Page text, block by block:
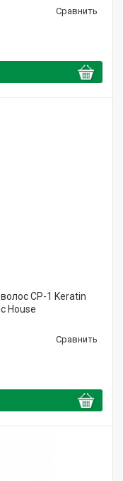
Сравнить
CP-1 Keratin
House
Сравнить